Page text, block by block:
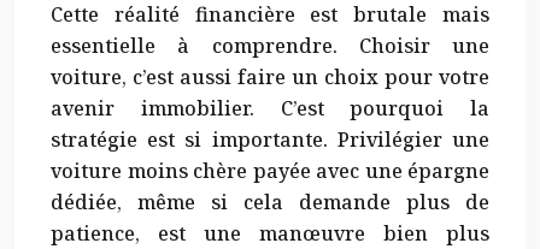
Cette réalité financière est brutale mais
essentielle à comprendre. Choisir une
voiture, c’est aussi faire un choix pour votre
avenir immobilier. C’est pourquoi la
stratégie est si importante. Privilégier une
voiture moins chère payée avec une épargne
dédiée, même si cela demande plus de
patience, est une manœuvre bien plus